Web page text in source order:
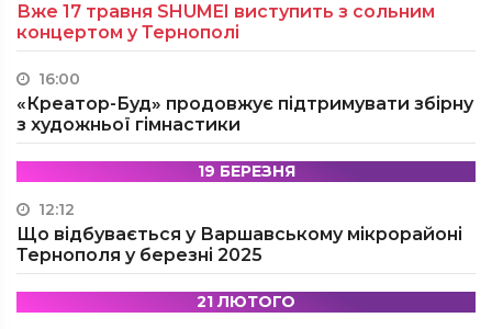
Вже 17 травня SHUMEI виступить з сольним
концертом у Тернополі
16:00
«Креатор-Буд» продовжує підтримувати збірну
з художньої гімнастики
19 БЕРЕЗНЯ
12:12
Що відбувається у Варшавському мікрорайоні
Тернополя у березні 2025
21 ЛЮТОГО